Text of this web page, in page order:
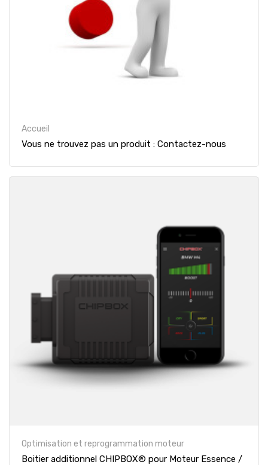
Accueil
Vous ne trouvez pas un produit : Contactez-nous
Optimisation et reprogrammation moteur
Boitier additionnel CHIPBOX® pour Moteur Essence /